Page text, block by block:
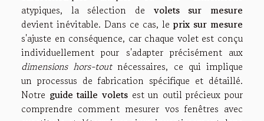
atypiques, la sélection de volets sur mesure
devient inévitable. Dans ce cas, le prix sur mesure
s'ajuste en conséquence, car chaque volet est conçu
individuellement pour s'adapter précisément aux
dimensions hors-toutnécessaires, ce qui implique
un processus de fabrication spécifique et détaillé.
Notre guide taille voletsest un outil précieux pour
comprendre comment mesurer vos fenêtres avec